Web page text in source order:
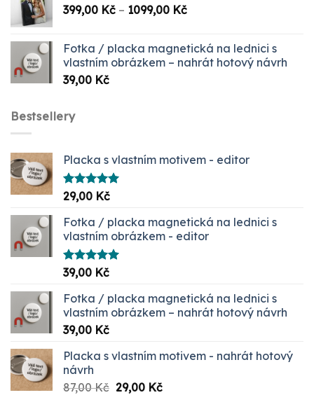
399,00 Kč – 1099,00 KčRozpětí
až
1099,00 Kč
Fotka / placka magnetická na lednici s
vlastním obrázkem – nahrát hotový návrh
39,00 Kč
Bestsellery
Placka s vlastním motivem - editor
Hodnocení
5.00
29,00 Kč
Fotka / placka magnetická na lednici s
vlastním obrázkem - editor
Hodnocení
5.00
39,00 Kč
Fotka / placka magnetická na lednici s
vlastním obrázkem – nahrát hotový návrh
39,00 Kč
Placka s vlastním motivem - nahrát hotový
návrh
87,00Kč Původní
29,00 KčAktuální